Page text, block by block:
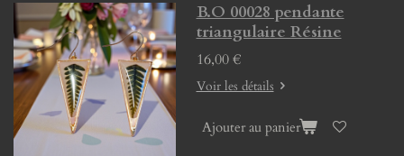
B.O 00028 pendante
triangulaire Résine
16,00 €
Voir les détails
Ajouter au panier